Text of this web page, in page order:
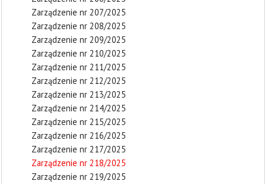
Zarządzenie nr 207/2025
Zarządzenie nr 208/2025
Zarządzenie nr 209/2025
Zarządzenie nr 210/2025
Zarządzenie nr 211/2025
Zarządzenie nr 212/2025
Zarządzenie nr 213/2025
Zarządzenie nr 214/2025
Zarządzenie nr 215/2025
Zarządzenie nr 216/2025
Zarządzenie nr 217/2025
Zarządzenie nr 218/2025
Zarządzenie nr 219/2025